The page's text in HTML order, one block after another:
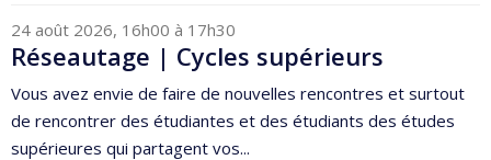
24 août 2026, 16h00 à 17h30
Réseautage | Cycles supérieurs
Vous avez envie de faire de nouvelles rencontres et surtout
de rencontrer des étudiantes et des étudiants des études
supérieures qui partagent vos...